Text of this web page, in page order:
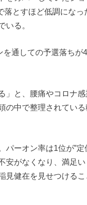
とすほど低調にな
いる。
通しての予選落ちが
」と、腰痛やコロナ
の中で整理されてい
ーオン率は1位が‟
がなくなり、満足
健在を見せつける